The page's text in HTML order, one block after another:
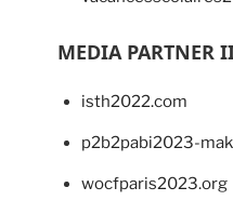
MEDIA PARTNER
isth2022.com
p2b2pabi2023-
wocfparis2023.org